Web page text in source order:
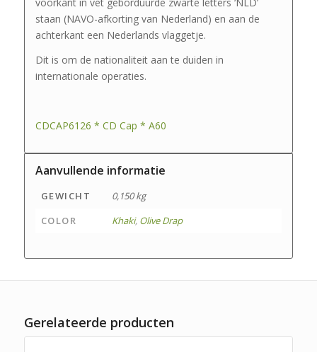
staan (NAVO-afkorting van Nederland) en aan de
achterkant een Nederlands vlaggetje.
Dit is om de nationaliteit aan te duiden in
internationale operaties.
CDCAP6126 * CD Cap * A60
Aanvullende informatie
GEWICHT
0,150 kg
COLOR
Khaki, Olive Drap
Gerelateerde producten